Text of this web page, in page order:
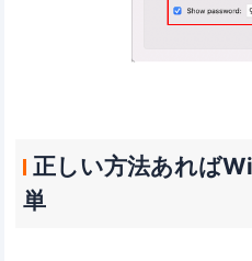
正しい方法あれば
単